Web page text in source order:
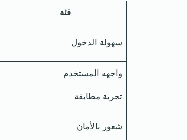
فئة
سهولة الدخول
واجهه المستخدم
تجربة مطابقة
شعور بالأمان